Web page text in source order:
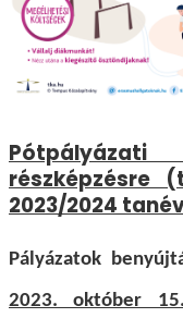
részképzésre
2023/2024
Pályázatok
2023. október